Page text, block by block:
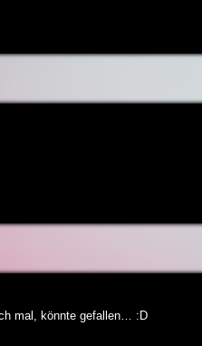
mal, könnte gefallen… :D